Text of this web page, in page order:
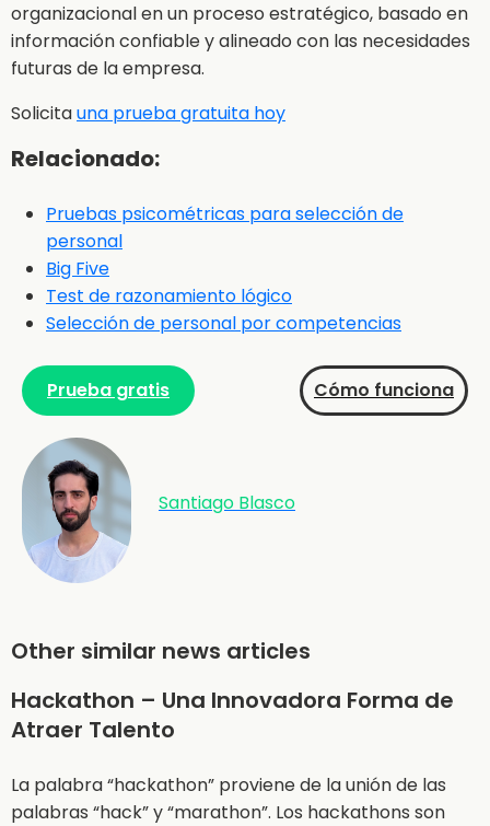
organizacional en un proceso estratégico, basado en
información confiable y alineado con las necesidades
futuras de la empresa.
Solicitauna prueba gratuita hoy
Relacionado:
Pruebas psicométricas para selección de
personal
Big Five
Test de razonamiento lógico
Selección de personal por competencias
Prueba gratis Cómo funciona
Santiago Blasco
Other similar news articles
Hackathon – Una Innovadora Forma de
Atraer Talento
La palabra “hackathon” proviene de la unión de las
palabras “hack” y “marathon”. Los hackathons son